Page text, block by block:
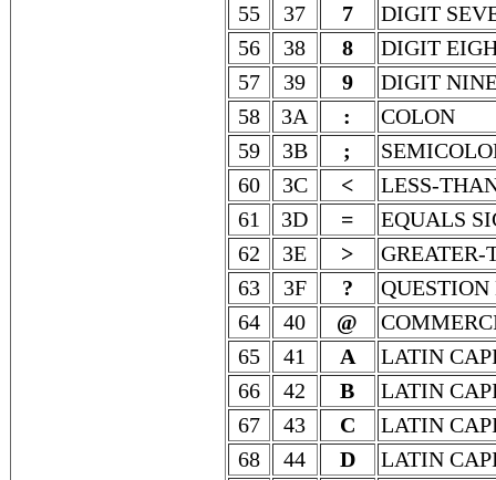
55
37 7
DIGIT
56
38 8
DIGIT
57
39 9
DIGIT
58
3A :
COLON
59
3B ;
60
3C <
LESS-
61
3D =
EQUALS
62
3E >
GREATER-
63
3F ?
64
40 @
65
41 A
LATIN
66
42 B
LATIN
67
43 C
LATIN
68
44 D
LATIN